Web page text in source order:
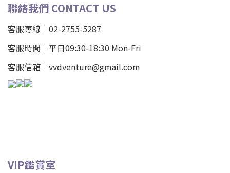
聯絡我們 CONTACT US
客服專線｜02-2755-5287
客服時間｜平日09:30-18:30 Mon-Fri
客服信箱｜vvdventure@gmail.com
VIP鑑賞室